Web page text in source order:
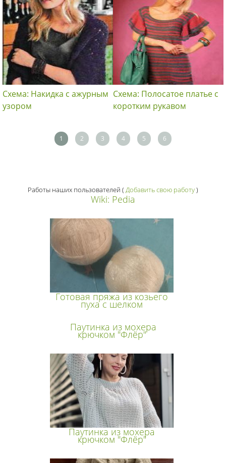
Схема: Накидка с ажурным
узором
Схема: Полосатое платье с
коротким рукавом
1 2 3 4 5 6
Работы наших пользователей ( Добавить свою работу)
Wiki: Pedia
Готовая пряжа из козьего
пуха с шелком
Паутинка из мохера
крючком "Флёр"
Паутинка из мохера
крючком "Флёр"